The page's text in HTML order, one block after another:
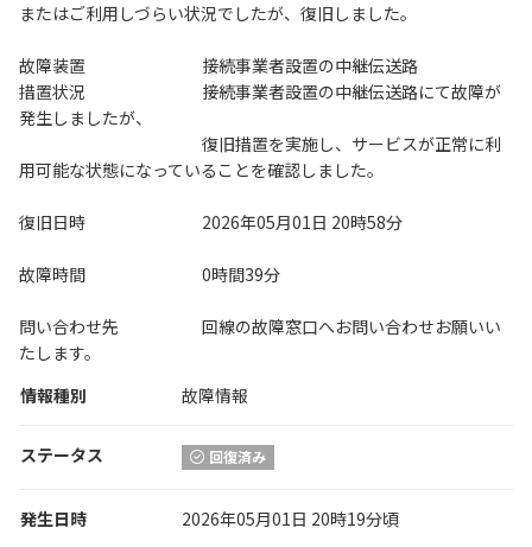
またはご利用しづらい状況でしたが、復旧しました。
故障装置 接続事業者設置の中継伝送路
措置状況 接続事業者設置の中継伝送路にて故障が
発生しましたが、
復旧措置を実施し、サービスが正常に利
用可能な状態になっていることを確認しました。
復旧日時 2026年05月01日 20時58分
故障時間 0時間39分
問い合わせ先 回線の故障窓口へお問い合わせお願いい
たします。
情報種別
故障情報
ステータス 回復済み
発生日時 2026年05月01日 20時19分頃